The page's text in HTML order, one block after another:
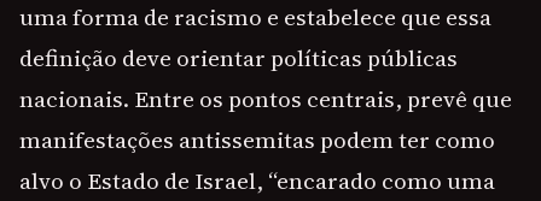
uma forma de racismo e estabelece que essa
definição deve orientar políticas públicas
nacionais. Entre os pontos centrais, prevê que
manifestações antissemitas podem ter como
alvo o Estado de Israel, “encarado como uma